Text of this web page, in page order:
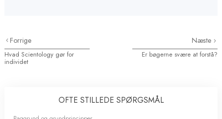
Forrige
Hvad Scientology gør for
individet
Næste
Er bøgerne svære at forstå?
OFTE STILLEDE SPØRGSMÅL